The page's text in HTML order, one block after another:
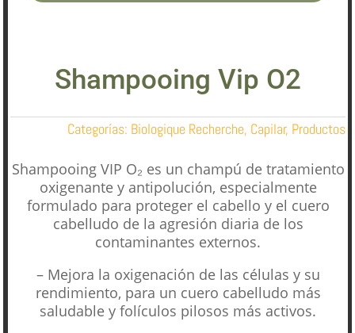
Shampooing Vip O2
Categorías: Biologique Recherche, Capilar, Productos
Shampooing VIP O₂ es un champú de tratamiento
oxigenante y antipolución, especialmente
formulado para proteger el cabello y el cuero
cabelludo de la agresión diaria de los
contaminantes externos.
– Mejora la oxigenación de las células y su
rendimiento, para un cuero cabelludo más
saludable y folículos pilosos más activos.